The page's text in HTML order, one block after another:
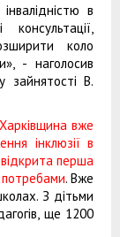
в
коло
- наголосив
зайнятості В.
Харківщина вже
інклюзії в
перша
. Вже
З дітьми
ще 1200